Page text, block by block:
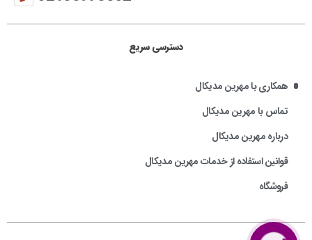
دسترسی سریع
همکاری با مهرین مدیکال
تماس با مهرین مدیکال
درباره مهرین مدیکال
قوانین استفاده از خدمات مهرین مدیکال
فروشگاه